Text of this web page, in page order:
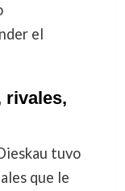
el
rivales,
tuvo
que le